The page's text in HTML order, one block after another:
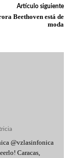
Artículo siguiente
Beethoven está de
moda
@vzlasinfonica
Caracas,